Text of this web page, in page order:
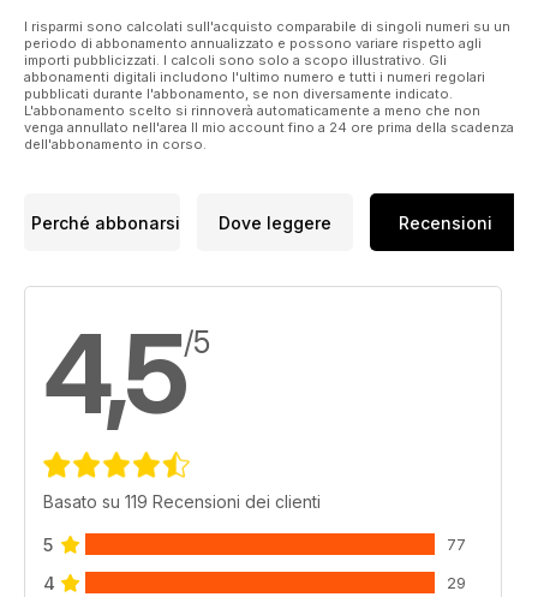
I risparmi sono calcolati sull'acquisto comparabile di singoli numeri su un
periodo di abbonamento annualizzato e possono variare rispetto agli
importi pubblicizzati. I calcoli sono solo a scopo illustrativo. Gli
abbonamenti digitali includono l'ultimo numero e tutti i numeri regolari
pubblicati durante l'abbonamento, se non diversamente indicato.
L'abbonamento scelto si rinnoverà automaticamente a meno che non
venga annullato nell'area Il mio account fino a 24 ore prima della scadenza
dell'abbonamento in corso.
Perché abbonarsi Dove leggere Recensioni
4,5/5
Basato su 119 Recensioni dei clienti
5 77
4 29